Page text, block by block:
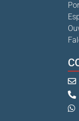
Cuidar da
1 De Julho De